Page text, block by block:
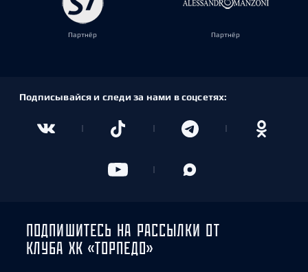
Партнёр Партнёр
Подписывайся и следи за нами в соцсетях:
ПОДПИШИТЕСЬ НА РАССЫЛКИ ОТ
КЛУБА ХК «ТОРПЕДО»